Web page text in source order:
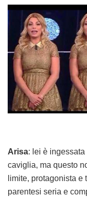
Arisa: lei è
caviglia, ma questo
limite, protagonista
parentesi seria e